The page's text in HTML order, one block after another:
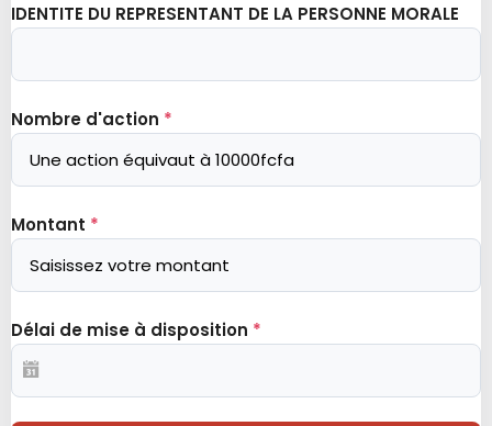
IDENTITE DU REPRESENTANT DE LA PERSONNE MORALE
Nombre d'action *
Montant *
Délai de mise à disposition *